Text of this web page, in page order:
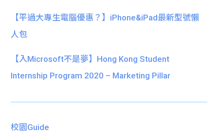
【平過大專生電腦優惠？】iPhone&iPad最新型號懶
人包
【入Microsoft不是夢】Hong Kong Student
Internship Program 2020 – Marketing Pillar
校園Guide